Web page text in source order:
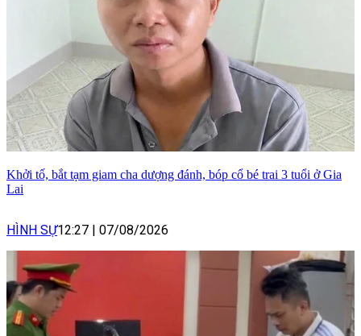
Khởi tố, bắt tạm giam cha dượng đánh, bóp cổ bé trai 3 tuổi ở Gia
Lai
HÌNH SỰ12:27 | 07/08/2026